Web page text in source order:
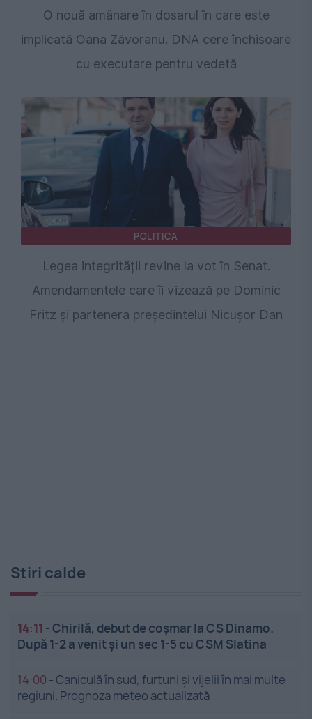
O nouă amânare în dosarul în care este
implicată Oana Zăvoranu. DNA cere închisoare
cu executare pentru vedetă
POLITICA
Legea integrității revine la vot în Senat.
Amendamentele care îi vizează pe Dominic
Fritz și partenera președintelui Nicușor Dan
Stiri calde
14:11 -Chirilă, debut de coșmar la CS Dinamo.
După 1-2 a venit și un sec 1-5 cu CSM Slatina
14:00 -Caniculă în sud, furtuni și vijelii în mai multe
regiuni. Prognoza meteo actualizată